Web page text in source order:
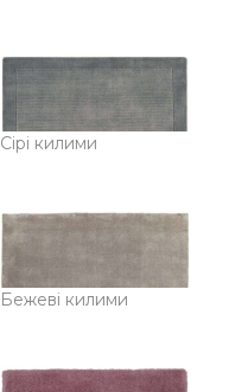
Сірі килими
Бежеві килими